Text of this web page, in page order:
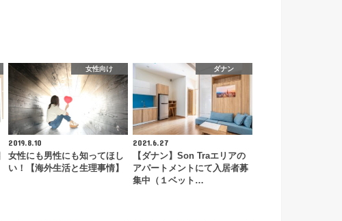
女性向け
2019.8.10
女性にも男性にも知ってほし
い！【海外生活と生理事情】
ダナン
2021.6.27
【ダナン】Son Traエリアの
アパートメントにて入居者募
集中（１ベット…